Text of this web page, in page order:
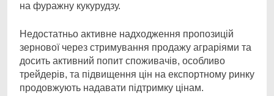
на фуражну кукурудзу.
Недостатньо активне надходження пропозицій
зернової через стримування продажу аграріями та
досить активний попит споживачів, особливо
трейдерів, та підвищення цін на експортному ринку
продовжують надавати підтримку цінам.